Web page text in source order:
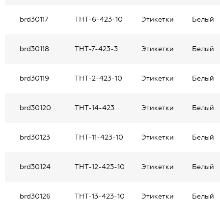
brd30117 THT-6-423-10 Этикетки Белый
brd30118 THT-7-423-3 Этикетки Белый
brd30119 THT-2-423-10 Этикетки Белый
brd30120 THT-14-423 Этикетки Белый
brd30123 THT-11-423-10 Этикетки Белый
brd30124 THT-12-423-10 Этикетки Белый
brd30126 THT-13-423-10 Этикетки Белый